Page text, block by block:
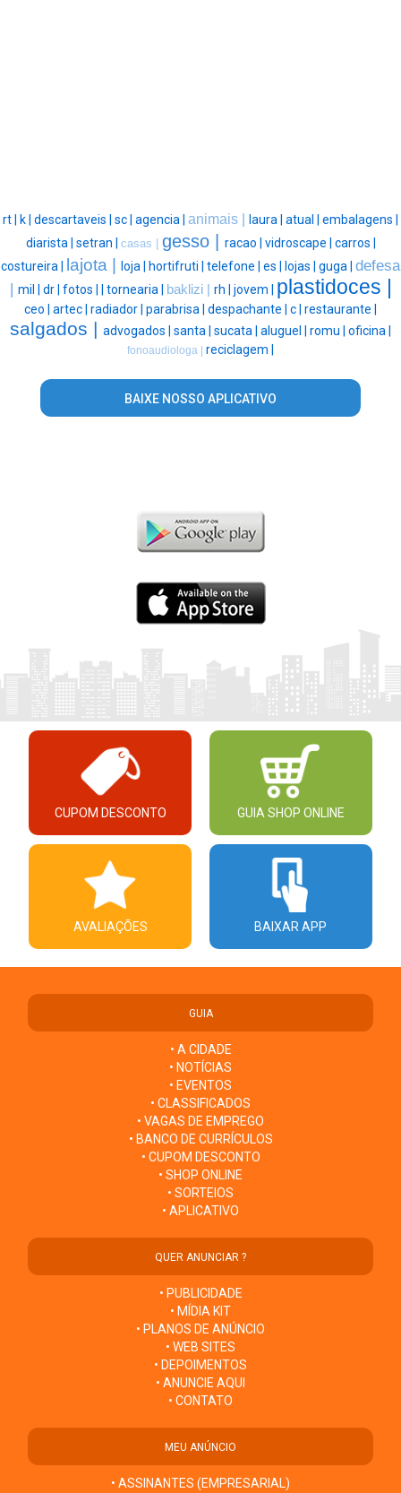
rt | k | descartaveis | sc | agencia | animais | laura | atual | embalagens |
diarista | setran | casas | gesso | racao | vidroscape | carros |
costureira | lajota | loja | hortifruti | telefone | es | lojas | guga | defesa
| mil | dr | fotos | tornearia | baklizi | rh | jovem | plastidoces |
ceo | artec | radiador | parabrisa | despachante | c | restaurante |
salgados | advogados | santa | sucata | aluguel | romu | oficina |
fonoaudiologa | reciclagem |
BAIXE NOSSO APLICATIVO
CUPOM DESCONTO GUIA SHOP ONLINE
AVALIAÇÕES BAIXAR APP
GUIA
• A CIDADE
• NOTÍCIAS
• EVENTOS
• CLASSIFICADOS
• VAGAS DE EMPREGO
• BANCO DE CURRÍCULOS
• CUPOM DESCONTO
• SHOP ONLINE
• SORTEIOS
• APLICATIVO
QUER ANUNCIAR ?
• PUBLICIDADE
• MÍDIA KIT
• PLANOS DE ANÚNCIO
• WEB SITES
• DEPOIMENTOS
• ANUNCIE AQUI
• CONTATO
MEU ANÚNCIO
• ASSINANTES (EMPRESARIAL)